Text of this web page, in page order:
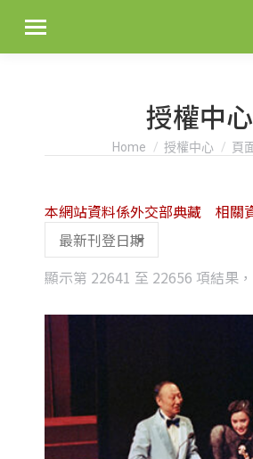
授權中心
You are here:
Home 授權中心 頁
顯示第 22641 至 22656 項結果
本網站資料係外交部典藏 相關